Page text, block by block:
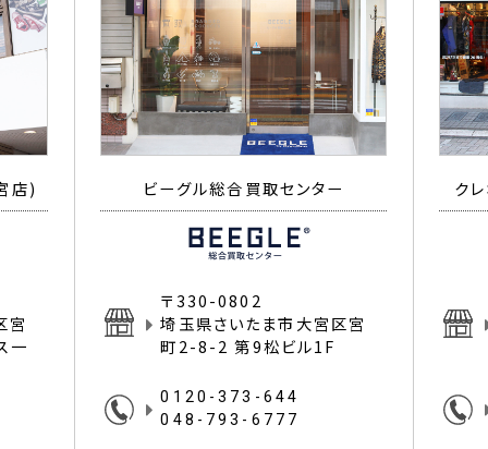
店)
宮
一
ビーグル総合買取センター
〒330-0802
埼玉県さいたま市大宮区宮
町2-8-2 第9松ビル1F
0120-373-644
048-793-6777
ク